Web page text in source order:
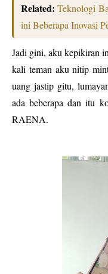
Related:Teknologi
ini Beberapa Inovasi
Jadi gini, aku kepikiran
kali teman aku nitip
uang jastip gitu,
ada beberapa dan itu
RAENA.